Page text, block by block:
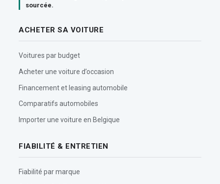
sourcée.
ACHETER SA VOITURE
Voitures par budget
Acheter une voiture d’occasion
Financement et leasing automobile
Comparatifs automobiles
Importer une voiture en Belgique
FIABILITÉ & ENTRETIEN
Fiabilité par marque